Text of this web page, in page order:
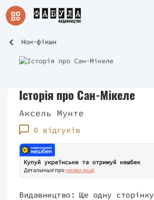
Нон-фікшн
Історія про Сан-Мікеле
Аксель Мунте
0 відгуків
Купуй українське та отримуй кешбек
Детальніше проумови акції
Видавництво: Ще одну сторінку